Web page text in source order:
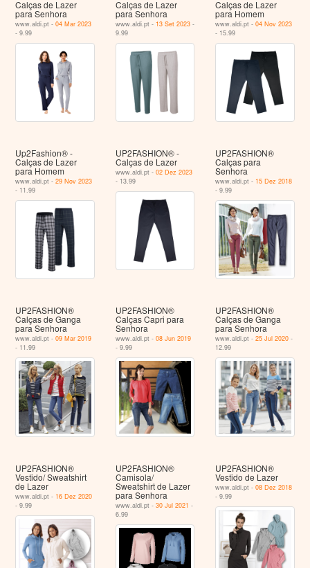
Calças de Lazer
para Senhora
www.aldi.pt -04 Mar 2023
- 9.99
Calças de Lazer
para Senhora
www.aldi.pt - 13 Set 2023-
9.99
Calças de Lazer
para Homem
www.aldi.pt -04 Nov 2023
- 15.99
Up2Fashion® -
Calças de Lazer
para Homem
www.aldi.pt -29 Nov 2023
- 11.99
UP2FASHION® -
Calças de Lazer
www.aldi.pt - 02 Dez 2023
- 13.99
UP2FASHION®
Calças para
Senhora
www.aldi.pt - 15 Dez 2018
- 9.99
UP2FASHION®
Calças de Ganga
para Senhora
www.aldi.pt -09 Mar 2019
- 11.99
UP2FASHION®
Calças Capri para
Senhora
www.aldi.pt - 08 Jun 2019
- 9.99
UP2FASHION®
Calças de Ganga
para Senhora
www.aldi.pt -25 Jul 2020 -
12.99
UP2FASHION®
Vestido/ Sweatshirt
de Lazer
www.aldi.pt - 16 Dez 2020
- 9.99
UP2FASHION®
Camisola/
Sweatshirt de Lazer
para Senhora
www.aldi.pt - 30 Jul 2021 -
6.99
UP2FASHION®
Vestido de Lazer
www.aldi.pt -08 Dez 2018
- 9.99